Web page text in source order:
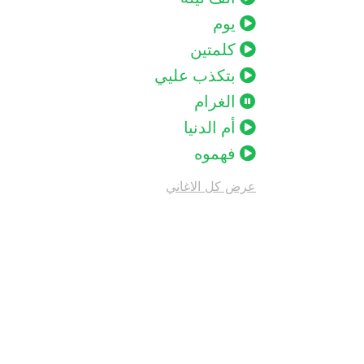
يوم
كلمتين
بتكذب عليي
الغرام
أم الدنيا
فهموه
عرض كل الاغاني